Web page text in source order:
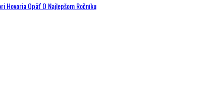
Hovoria Opäť O Najlepšom Ročníku